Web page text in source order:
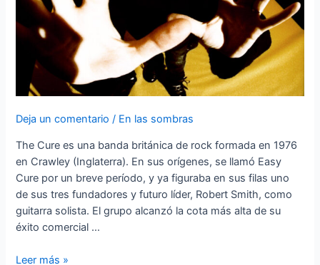
Deja un comentario / En las sombras
The Cure es una banda británica de rock formada en 1976
en Crawley (Inglaterra). En sus orígenes, se llamó Easy
Cure por un breve período, y ya figuraba en sus filas uno
de sus tres fundadores y futuro líder, Robert Smith, como
guitarra solista. El grupo alcanzó la cota más alta de su
éxito comercial …
The
Leer más »